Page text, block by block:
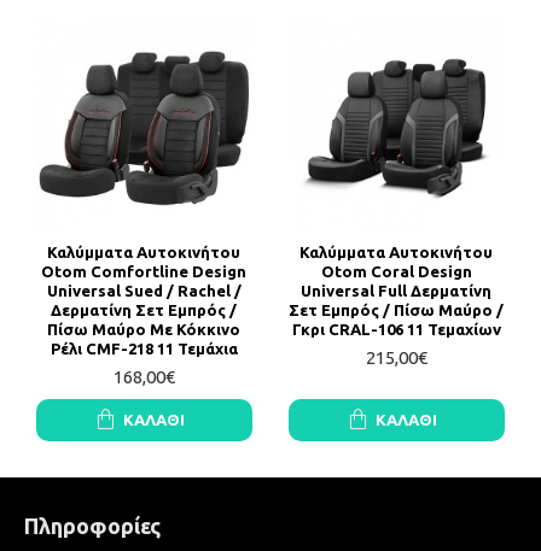
Καλύμματα Αυτοκινήτου
Otom Comfortline Design
Universal Sued / Rachel /
Δερματίνη Σετ Εμπρός /
Πίσω Μαύρο Με Κόκκινο
Ρέλι CMF-218 11 Τεμάχια
168,00€
ΚΑΛΆΘΙ
Καλύμματα Αυτοκινήτου
Otom Coral Design
Universal Full Δερματίνη
Σετ Εμπρός / Πίσω Μαύρο /
Γκρι CRΑL-106 11 Τεμαχίων
215,00€
ΚΑΛΆΘΙ
Πληροφορίες